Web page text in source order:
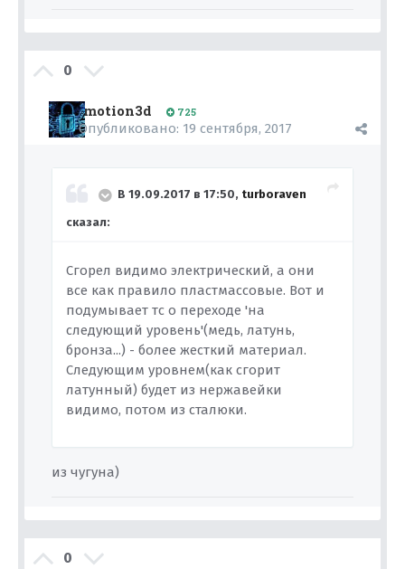
0
motion3d 725
Опубликовано: 19 сентября, 2017
В 19.09.2017 в 17:50, turboraven
сказал:
Сгорел видимо электрический, а они
все как правило пластмассовые. Вот и
подумывает тс о переходе 'на
следующий уровень'(медь, латунь,
бронза...) - более жесткий материал.
Следующим уровнем(как сгорит
латунный) будет из нержавейки
видимо, потом из сталюки.
из чугуна)
0